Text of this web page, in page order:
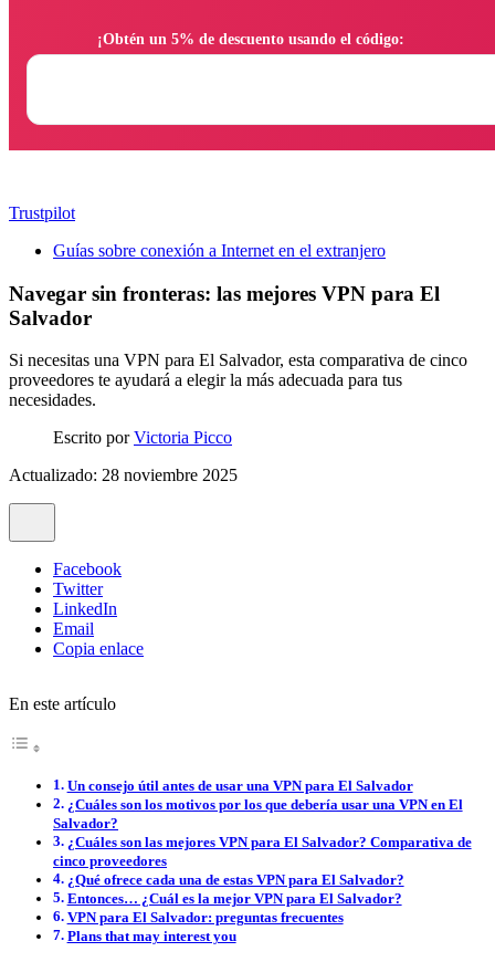
Trustpilot
Guías sobre conexión a Internet en el extranjero
Navegar sin fronteras: las mejores VPN para El
Salvador
Si necesitas una VPN para El Salvador, esta comparativa de cinco
proveedores te ayudará a elegir la más adecuada para tus
necesidades.
Escrito porVictoria Picco
Actualizado: 28 noviembre 2025
Facebook
Twitter
LinkedIn
Email
Copia enlace
En este artículo
Un consejo útil antes de usar una VPN para El Salvador
¿Cuáles son los motivos por los que debería usar una VPN en El
Salvador?
¿Cuáles son las mejores VPN para El Salvador? Comparativa de
cinco proveedores
¿Qué ofrece cada una de estas VPN para El Salvador?
Entonces… ¿Cuál es la mejor VPN para El Salvador?
VPN para El Salvador: preguntas frecuentes
Plans that may interest you